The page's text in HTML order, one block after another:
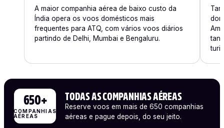
A maior companhia aérea de baixo custo da
Índia opera os voos domésticos mais
frequentes para ATQ, com vários voos diários
partindo de Delhi, Mumbai e Bengaluru.
650+
COMPANHIAS
AÉREAS
TODAS AS COMPANHIAS AÉREAS
Reserve voos em mais de 650 companhias
aéreas e pague depois, do seu jeito.